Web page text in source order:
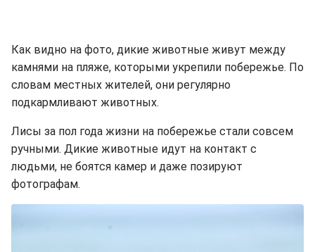
Как видно на фото, дикие животные живут между
камнями на пляже, которыми укрепили побережье. По
словам местных жителей, они регулярно
подкармливают животных.
Лисы за пол года жизни на побережье стали совсем
ручными. Дикие животные идут на контакт с
людьми, не боятся камер и даже позируют
фотографам.